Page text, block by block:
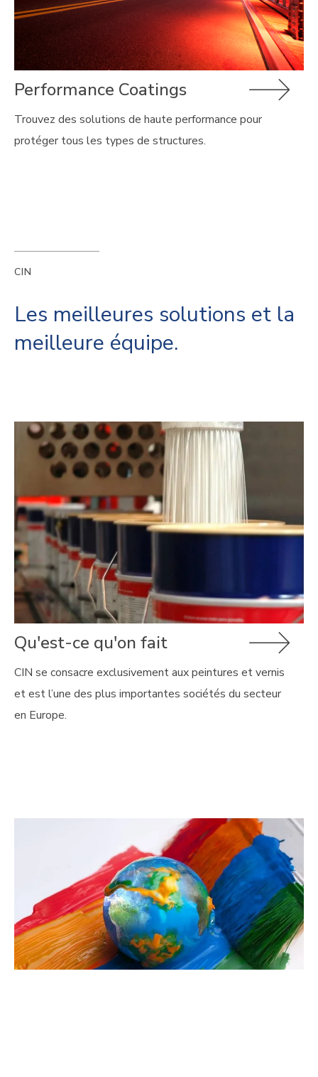
Performance Coatings
Trouvez des solutions de haute performance pour
protéger tous les types de structures.
CIN
Les meilleures solutions et la
meilleure équipe.
Qu'est-ce qu'on fait
CIN se consacre exclusivement aux peintures et vernis
et est l’une des plus importantes sociétés du secteur
en Europe.